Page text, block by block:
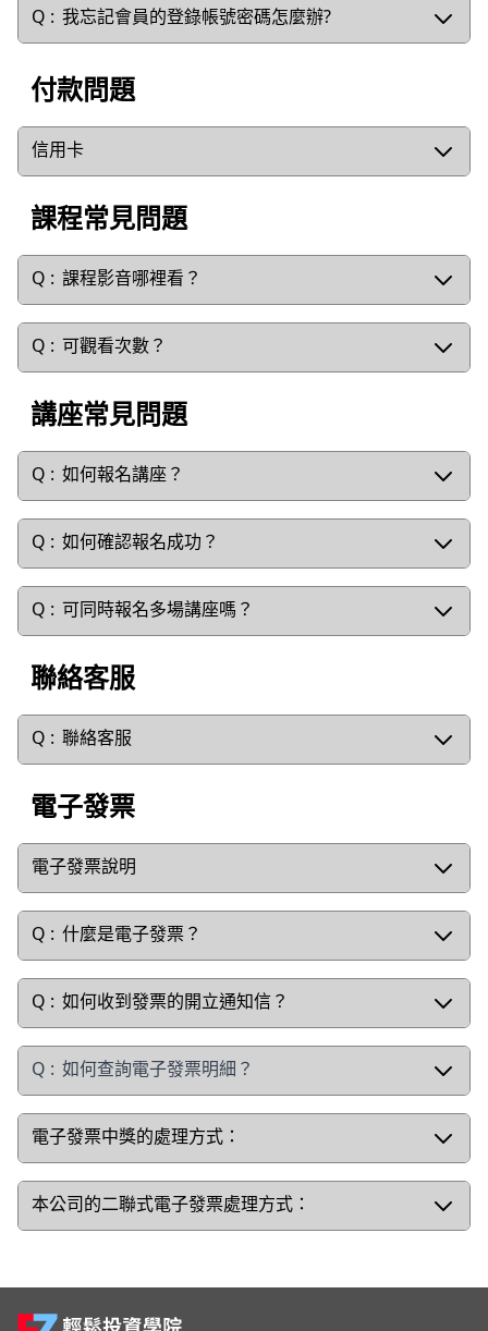
我忘記會員的登錄帳號密碼怎麼辦?
付款問題
信用卡
課程常見問題
課程影音哪裡看？
可觀看次數？
講座常見問題
如何報名講座？
如何確認報名成功？
可同時報名多場講座嗎？
聯絡客服
聯絡客服
電子發票
電子發票說明
什麼是電子發票？
如何收到發票的開立通知信？
如何查詢電子發票明細？
電子發票中獎的處理方式：
本公司的二聯式電子發票處理方式：